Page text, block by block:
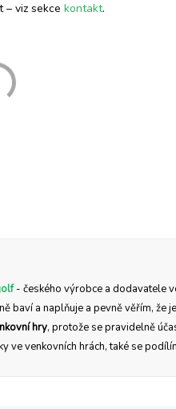
– viz sekce kontakt.
- českého výrobce a dodavatele
baví a naplňuje a pevně věřím, že
hry, protože se pravidelně
ve venkovních hrách, také se